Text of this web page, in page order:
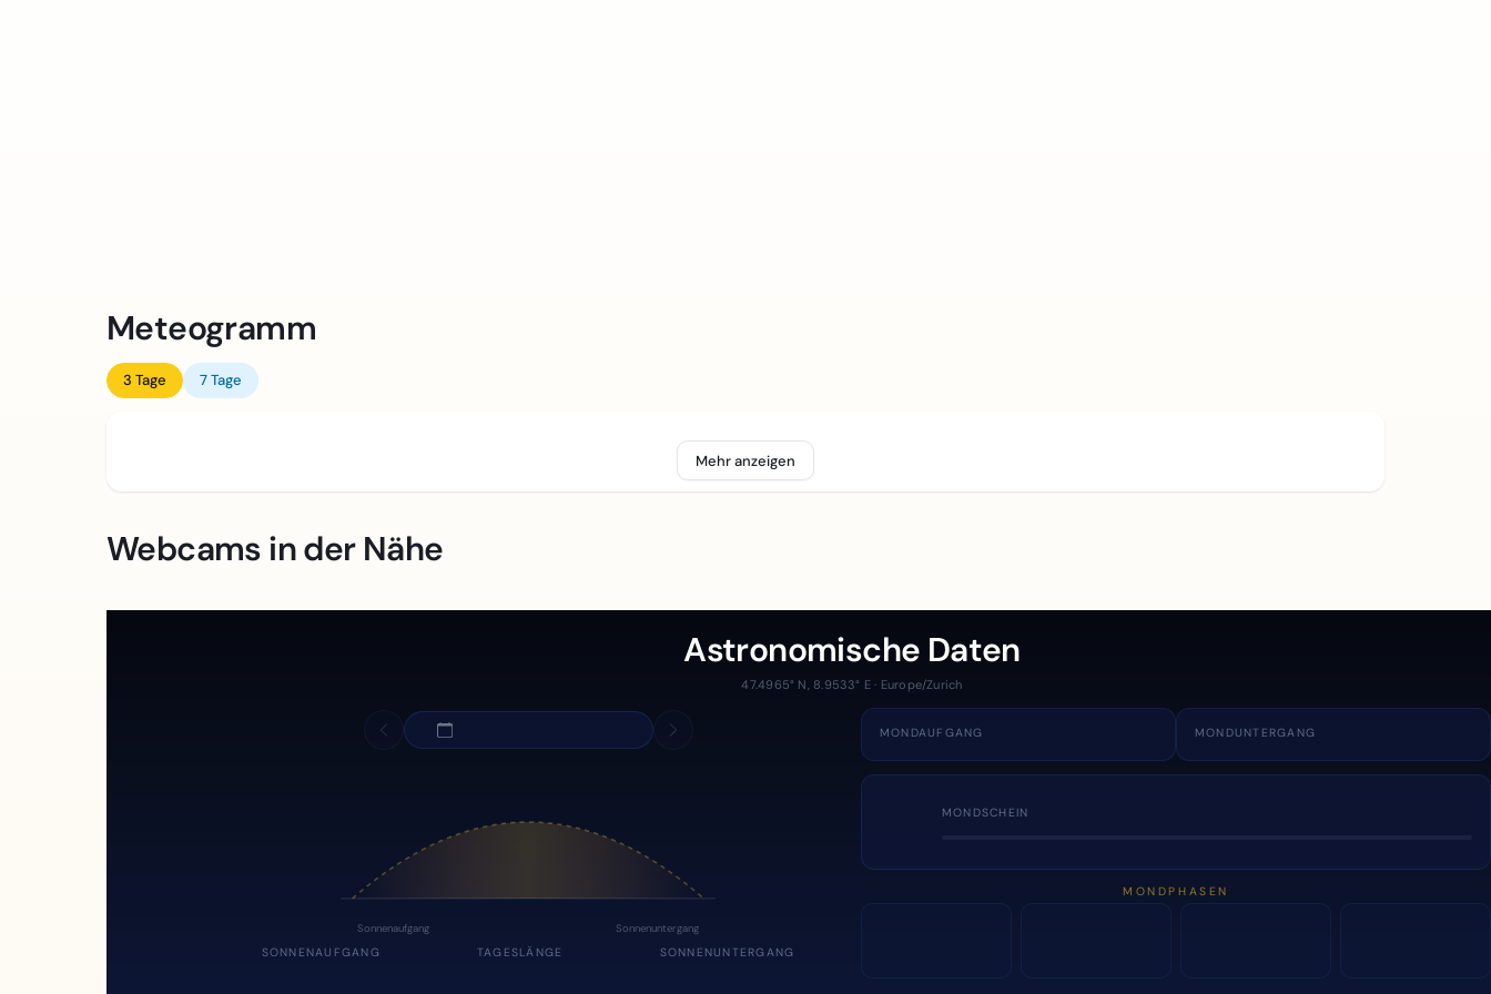
Meteogramm
3 Tage 7 Tage
Mehr anzeigen
Webcams in der Nähe
Astronomische Daten
47.4965° N, 8.9533° E · Europe/Zurich
Sonnenaufgang Sonnenuntergang
SONNENAUFGANG TAGESLÄNGE SONNENUNTERGANG
MONDAUFGANG MONDUNTERGANG
MONDSCHEIN
MONDPHASEN